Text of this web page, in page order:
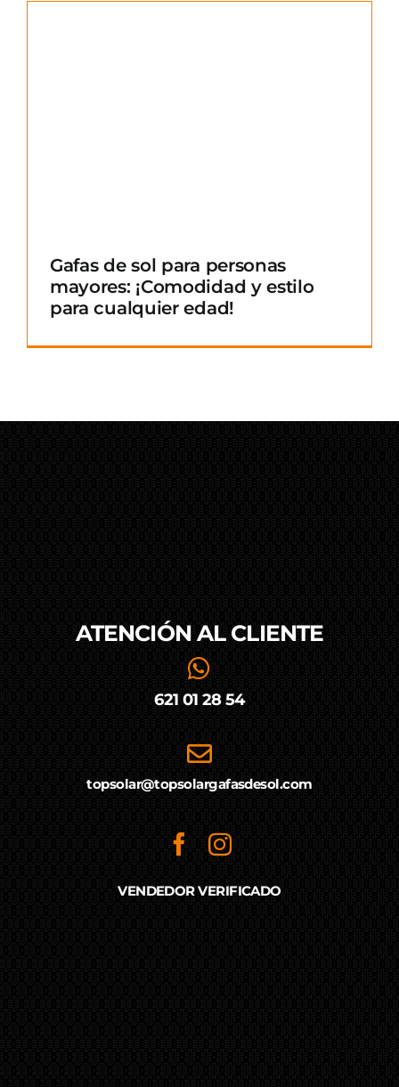
Gafas de sol para personas
mayores: ¡Comodidad y estilo
para cualquier edad!
ATENCIÓN AL CLIENTE
621 01 28 54
topsolar@topsolargafasdesol.com
VENDEDOR VERIFICADO